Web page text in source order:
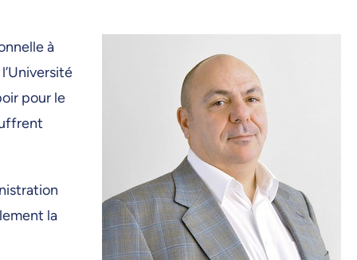
à
pour le
la